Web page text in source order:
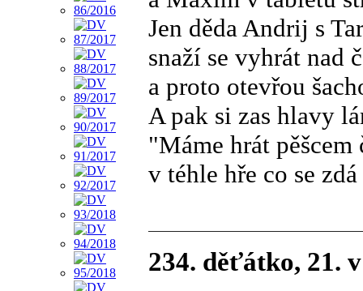
Jen děda Andrij s
snaží se vyhrát nad
a proto otevřou
A pak si zas hlavy
"Máme hrát pěšcem
v téhle hře co se
234. děťátko, 21.